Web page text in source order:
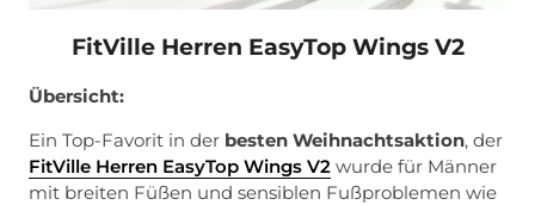
FitVille Herren EasyTop Wings V2
Übersicht:
Ein Top-Favorit in der besten Weihnachtsaktion, der
FitVille Herren EasyTop Wings V2 wurde für Männer
mit breiten Füßen und sensiblen Fußproblemen wie